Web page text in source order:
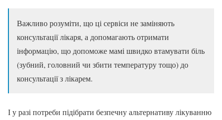
Важливо розуміти, що ці сервіси не заміняють
консультації лікаря, а допомагають отримати
інформацію, що допоможе мамі швидко втамувати біль
(зубний, головний чи збити температуру тощо) до
консультації з лікарем.
І у разі потреби підібрати безпечну альтернативу лікуванню